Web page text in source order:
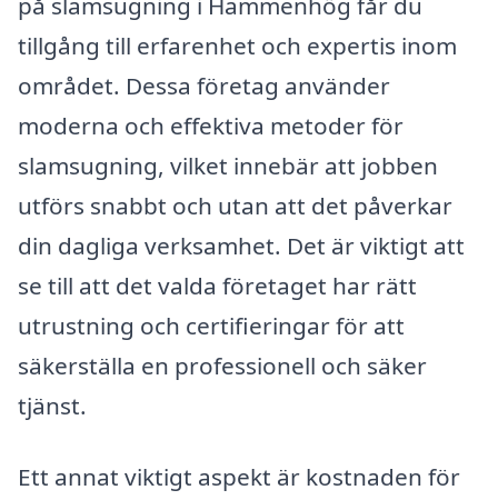
tillgång till erfarenhet och expertis inom
området. Dessa företag använder
moderna och effektiva metoder för
slamsugning, vilket innebär att jobben
utförs snabbt och utan att det påverkar
din dagliga verksamhet. Det är viktigt att
se till att det valda företaget har rätt
utrustning och certifieringar för att
säkerställa en professionell och säker
tjänst.
Ett annat viktigt aspekt är kostnaden för